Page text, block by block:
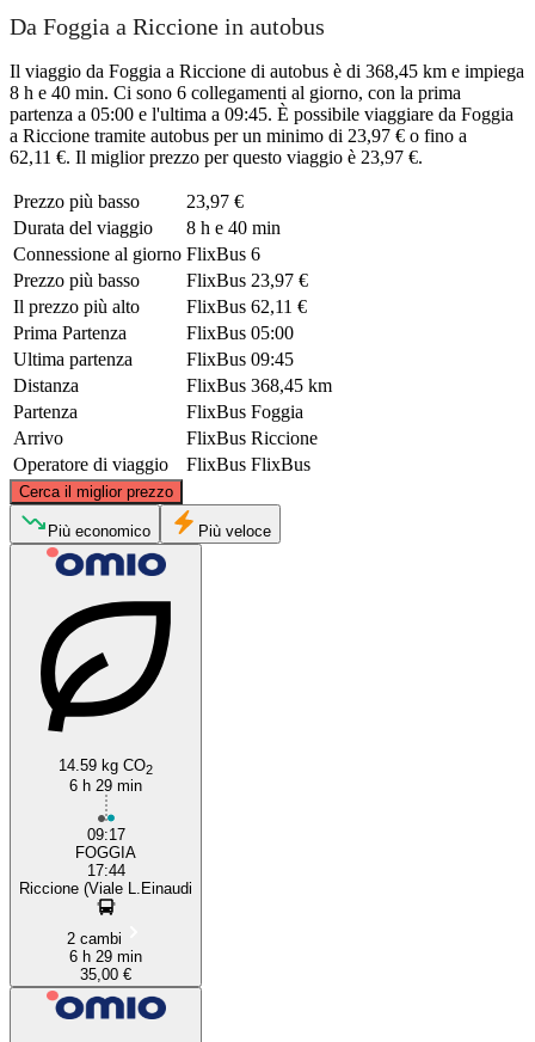
Da Foggia a Riccione in autobus
Il viaggio da Foggia a Riccione di autobus è di 368,45 km e impiega
8 h e 40 min. Ci sono 6 collegamenti al giorno, con la prima
partenza a 05:00 e l'ultima a 09:45. È possibile viaggiare da Foggia
a Riccione tramite autobus per un minimo di 23,97 € o fino a
62,11 €. Il miglior prezzo per questo viaggio è 23,97 €.
Prezzo più basso
23,97 €
Durata del viaggio
8 h e 40 min
Connessione al giorno FlixBus 6
Prezzo più basso
FlixBus 23,97 €
Il prezzo più alto
FlixBus 62,11 €
Prima Partenza
FlixBus 05:00
Ultima partenza
FlixBus 09:45
Distanza
FlixBus 368,45 km
Partenza
FlixBus Foggia
Arrivo
FlixBus Riccione
Operatore di viaggio
FlixBus FlixBus
Cerca il miglior prezzo
Riccione
©CARTO
Più economico Più veloce
14.59 kg CO2
6 h 29 min
09:17
FOGGIA
17:44
Riccione (Viale L.Einaudi
2 cambi
6 h 29 min
35,00 €